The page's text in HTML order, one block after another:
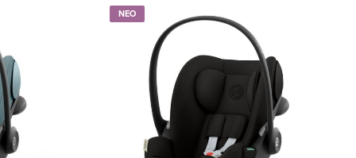
Veloce
Veloce
Καθρέφτης αυτοκινήτου 360
BEBE STARS 80-126
749.00€
Καρότσι NUNA TRIV Next
Caviar
ΝΕΟ